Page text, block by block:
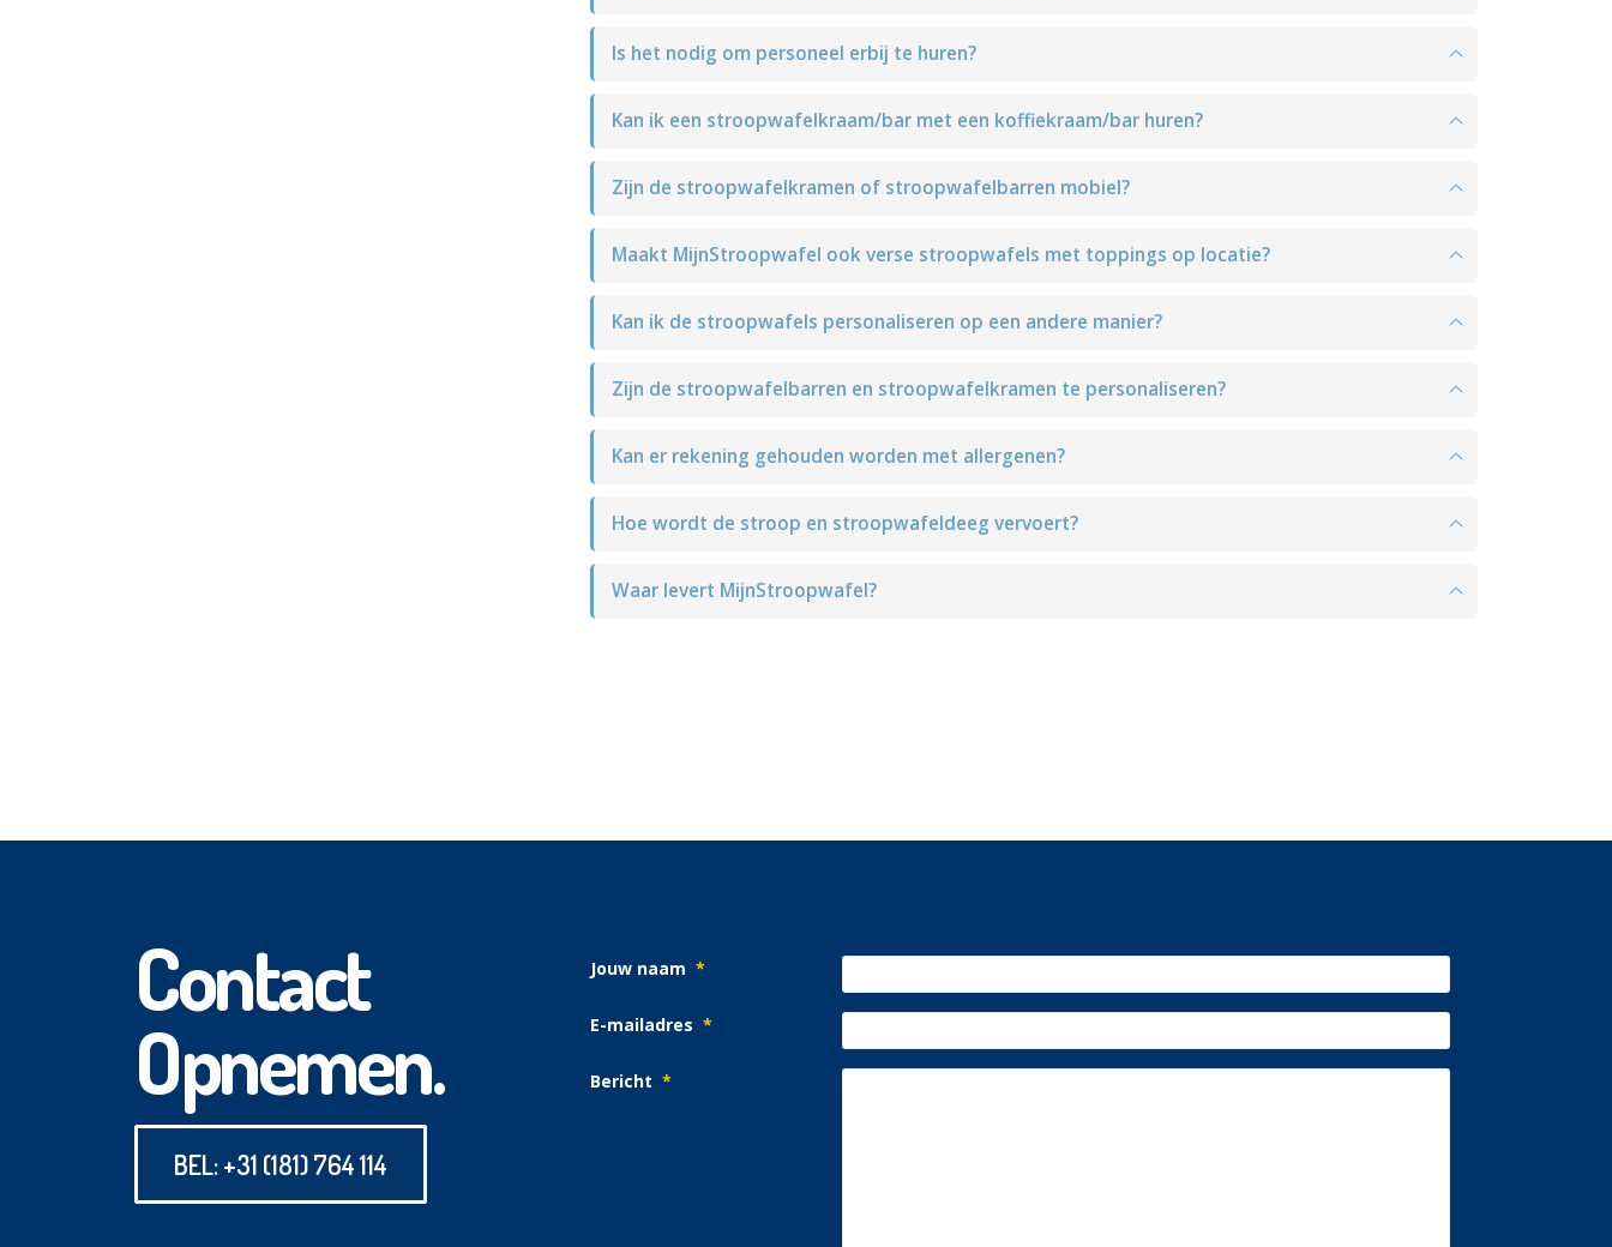
Is het nodig om personeel erbij te huren?
Kan ik een stroopwafelkraam/bar met een koffiekraam/bar huren?
Zijn de stroopwafelkramen of stroopwafelbarren mobiel?
Maakt MijnStroopwafel ook verse stroopwafels met toppings op locatie?
Kan ik de stroopwafels personaliseren op een andere manier?
Zijn de stroopwafelbarren en stroopwafelkramen te personaliseren?
Kan er rekening gehouden worden met allergenen?
Hoe wordt de stroop en stroopwafeldeeg vervoert?
Waar levert MijnStroopwafel?
Contact
Opnemen.
BEL: +31 (181) 764 114
Jouw naam *
E-mailadres *
Bericht *